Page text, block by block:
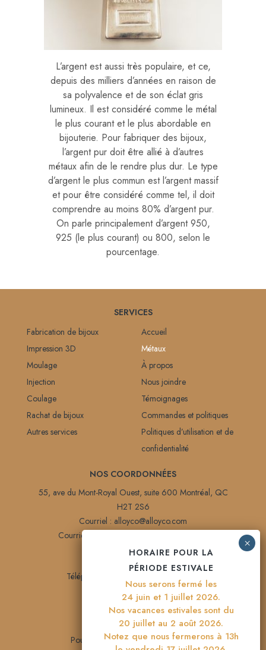
L’argent est aussi très populaire, et ce,
depuis des milliers d’années en raison de
sa polyvalence et de son éclat gris
lumineux. Il est considéré comme le métal
le plus courant et le plus abordable en
bijouterie. Pour fabriquer des bijoux,
l’argent pur doit être allié à d’autres
métaux afin de le rendre plus dur. Le type
d’argent le plus commun est l’argent massif
et pour être considéré comme tel, il doit
comprendre au moins 80% d’argent pur.
On parle principalement d’argent 950,
925 (le plus courant) ou 800, selon le
pourcentage.
SERVICES
Fabrication de bijoux
Impression 3D
Moulage
Injection
Coulage
Rachat de bijoux
Autres services
Accueil
Métaux
À propos
Nous joindre
Témoignages
Commandes et politiques
Politiques d’utilisation et de
confidentialité
NOS COORDONNÉES
55, ave du Mont-Royal Ouest, suite 600 Montréal, QC
H2T 2S6
Courriel : alloyco@alloyco.com
Courriel Impression 3D :
514 845-5384
Téléphone sans frais :
Télécopie : 514 845-6877
DÉPÔT
Pour un meilleur service, nous avons
HORAIRE POUR LA
PÉRIODE ESTIVALE
Nous serons fermé les
24 juin et 1 juillet 2026.
Nos vacances estivales sont du
20 juillet au 2 août 2026.
Notez que nous fermerons à 13h